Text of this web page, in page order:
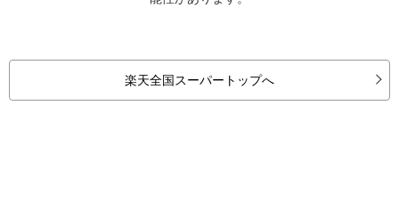
楽天全国スーパートップへ